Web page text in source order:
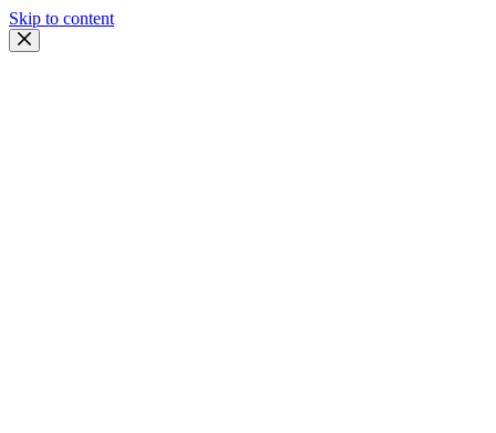
Skip to content